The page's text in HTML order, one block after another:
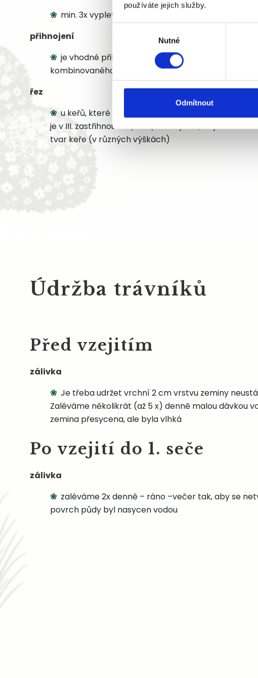
používáte jejich služby.
Nutné
Odmítnout
min. 3x vypletí, okopávka, příp. doplnění kůry
přihnojení
je vhodné přihnojit obvyklou dávkou dusíkatého
kombinovaného hnojiva v VI.
řez
u keřů, které vyhnaly extrémně dlouhé jednoleté
je v III. zastřihnout o 1/3 – 1/2 délky tak, aby zůstal
tvar keře (v různých výškách)
Údržba trávníků
Před vzejitím
zálivka
Je třeba udržet vrchní 2 cm vrstvu zeminy
Zaléváme několikrát (až 5 x) denně malou dávkou
zemina přesycena, ale byla vlhká
Po vzejití do 1. seče
zálivka
zaléváme 2x denně – ráno –večer tak, aby se
povrch půdy byl nasycen vodou